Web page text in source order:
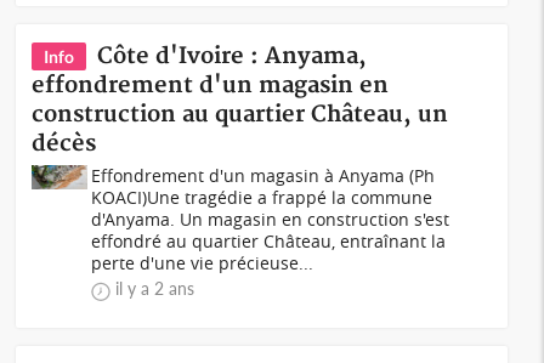
Info
Côte d'Ivoire : Anyama,
effondrement d'un magasin en
construction au quartier Château, un
décès
Effondrement d'un magasin à Anyama (Ph
KOACI)Une tragédie a frappé la commune
d'Anyama. Un magasin en construction s'est
effondré au quartier Château, entraînant la
perte d'une vie précieuse...
il y a 2 ans